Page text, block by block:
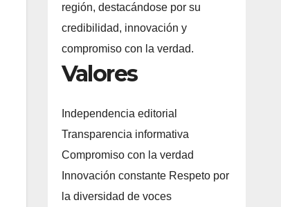
región, destacándose por su
credibilidad, innovación y
compromiso con la verdad.
Valores
Independencia editorial
Transparencia informativa
Compromiso con la verdad
Innovación constante Respeto por
la diversidad de voces